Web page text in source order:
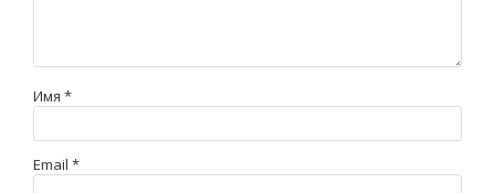
Имя *
Email *